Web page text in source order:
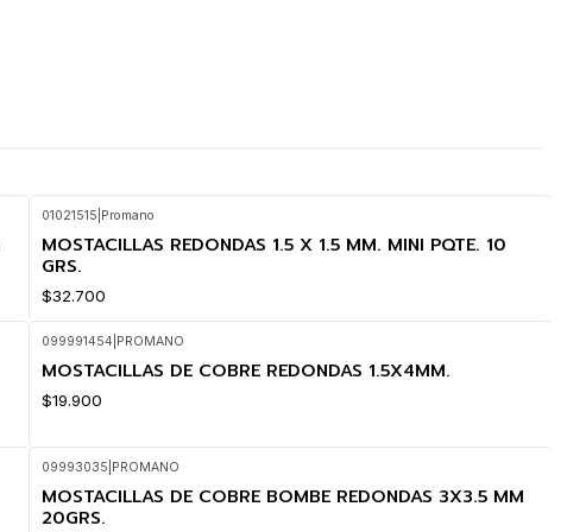
01021515 Promano
MOSTACILLAS REDONDAS 1.5 X 1.5 MM. MINI PQTE. 10
GRS.
$32.700
099991454 PROMANO
MOSTACILLAS DE COBRE REDONDAS 1.5X4MM.
$19.900
09993035 PROMANO
MOSTACILLAS DE COBRE BOMBE REDONDAS 3X3.5 MM
20GRS.